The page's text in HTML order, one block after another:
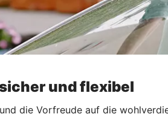
und flexibel
die Vorfreude auf die